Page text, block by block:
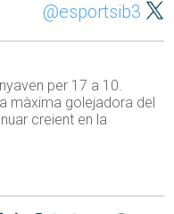
@esportsib3
per 17 a 10.
màxima golejadora del
creient en la